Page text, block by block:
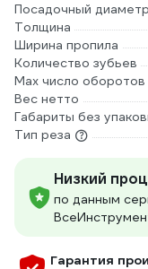
Посадочный диаметр
Толщина
Ширина пропила
Количество зубьев
Max число оборотов
Вес нетто
Габариты без
Тип реза
Низкий
по данным
Гарантия